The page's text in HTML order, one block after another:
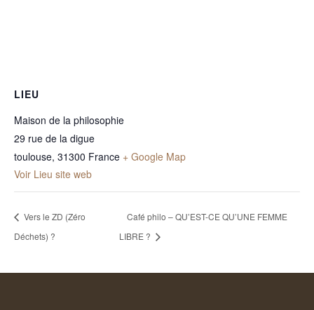
LIEU
Maison de la philosophie
29 rue de la digue
toulouse, 31300 France + Google Map
Voir Lieu site web
Vers le ZD (Zéro
Déchets) ?
Café philo – QU’EST-CE QU’UNE FEMME
LIBRE ?